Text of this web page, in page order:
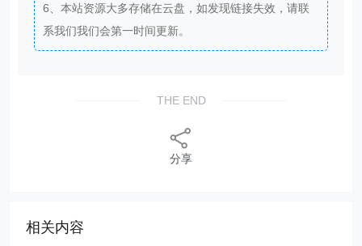
6、本站资源大多存储在云盘，如发现链接失效，请联
系我们我们会第一时间更新。
THE END
分享
相关内容